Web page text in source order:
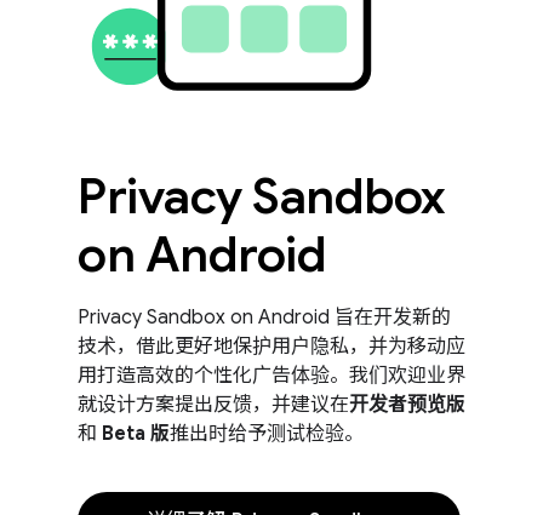
Privacy Sandbox
on Android
Privacy Sandbox on Android 旨在开发新的
技术，借此更好地保护用户隐私，并为移动应
用打造高效的个性化广告体验。我们欢迎业界
就设计方案提出反馈，并建议在开发者预览版
和 Beta 版推出时给予测试检验。